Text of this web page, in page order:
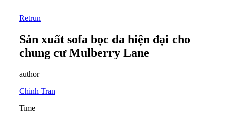
Retrun
Sản xuất sofa bọc da hiện đại cho
chung cư Mulberry Lane
author
Chinh Tran
Time